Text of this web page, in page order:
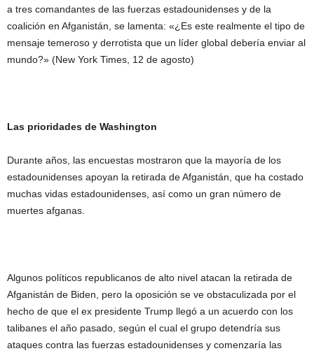
a tres comandantes de las fuerzas estadounidenses y de la
coalición en Afganistán, se lamenta: «¿Es este realmente el tipo de
mensaje temeroso y derrotista que un líder global debería enviar al
mundo?» (New York Times, 12 de agosto)
Las prioridades de Washington
Durante años, las encuestas mostraron que la mayoría de los
estadounidenses apoyan la retirada de Afganistán, que ha costado
muchas vidas estadounidenses, así como un gran número de
muertes afganas.
Algunos políticos republicanos de alto nivel atacan la retirada de
Afganistán de Biden, pero la oposición se ve obstaculizada por el
hecho de que el ex presidente Trump llegó a un acuerdo con los
talibanes el año pasado, según el cual el grupo detendría sus
ataques contra las fuerzas estadounidenses y comenzaría las